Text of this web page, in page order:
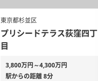
東京都杉並区
プリシードテラス荻窪四丁
目
3,800万円～4,300万円
駅からの距離 8分